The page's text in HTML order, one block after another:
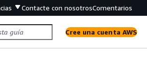
Contacte con nosotrosComentarios
Cree una cuenta AWS